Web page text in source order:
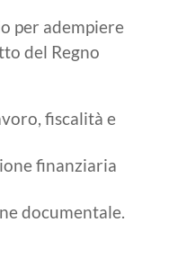
per adempiere
del Regno
fiscalità e
finanziaria
documentale.